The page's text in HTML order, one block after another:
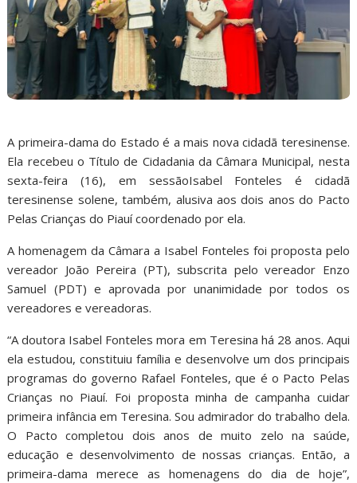
A primeira-dama do Estado é a mais nova cidadã teresinense.
Ela recebeu o Título de Cidadania da Câmara Municipal, nesta
sexta-feira (16), em sessãoIsabel Fonteles é cidadã
teresinense solene, também, alusiva aos dois anos do Pacto
Pelas Crianças do Piauí coordenado por ela.
A homenagem da Câmara a Isabel Fonteles foi proposta pelo
vereador João Pereira (PT), subscrita pelo vereador Enzo
Samuel (PDT) e aprovada por unanimidade por todos os
vereadores e vereadoras.
“A doutora Isabel Fonteles mora em Teresina há 28 anos. Aqui
ela estudou, constituiu família e desenvolve um dos principais
programas do governo Rafael Fonteles, que é o Pacto Pelas
Crianças no Piauí. Foi proposta minha de campanha cuidar
primeira infância em Teresina. Sou admirador do trabalho dela.
O Pacto completou dois anos de muito zelo na saúde,
educação e desenvolvimento de nossas crianças. Então, a
primeira-dama merece as homenagens do dia de hoje”,